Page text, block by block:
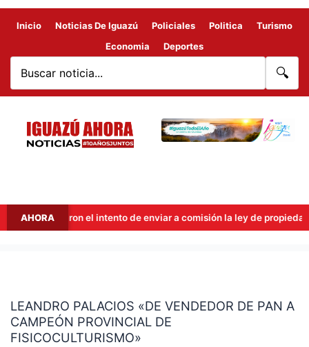
Inicio Noticias De Iguazú Policiales Politica
Turismo
Economia
Deportes
🔍
AHORA
frenaron el intento de enviar a comisión la ley de propiedad
LEANDRO PALACIOS «DE VENDEDOR DE PAN A
CAMPEÓN PROVINCIAL DE
FISICOCULTURISMO»
«DE
VENDEDOR
DE